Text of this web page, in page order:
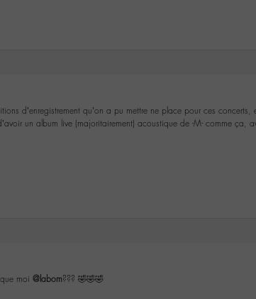
d’enregistrement qu’on a pu mettre ne place pour ces
un album live (majoritairement) acoustique de -M- comme
moi @labom??? 🤣🤣🤣